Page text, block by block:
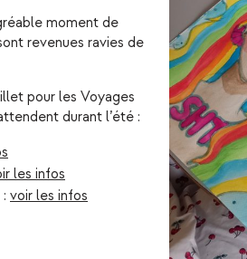
moment de
revenues ravies de
pour les Voyages
durant l’été :
les infos
voir les infos